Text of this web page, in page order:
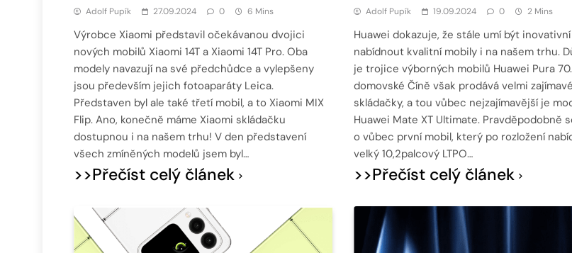
Adolf Pupík 27.09.2024 0 6 Mins
Výrobce Xiaomi představil očekávanou dvojici
nových mobilů Xiaomi 14T a Xiaomi 14T Pro. Oba
modely navazují na své předchůdce a vylepšeny
jsou především jejich fotoaparáty Leica.
Představen byl ale také třetí mobil, a to Xiaomi MIX
Flip. Ano, konečně máme Xiaomi skládačku
dostupnou i na našem trhu! V den představení
všech zmíněných modelů jsem byl…
>>Přečíst celý článek
Adolf Pupík 19.09.2024 0 2 Mins
Huawei dokazuje, že stále umí být
nabídnout kvalitní mobily i na našem trhu.
je trojice výborných mobilů Huawei Pura
domovské Číně však prodává velmi zajímavé
skládačky, a tou vůbec nejzajímavější je
Huawei Mate XT Ultimate. Pravděpodobně
o vůbec první mobil, který po rozložení
velký 10,2palcový LTPO…
>>Přečíst celý článek